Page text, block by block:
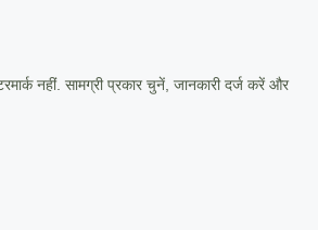
नहीं. सामग्री प्रकार चुनें, जानकारी दर्ज करें और